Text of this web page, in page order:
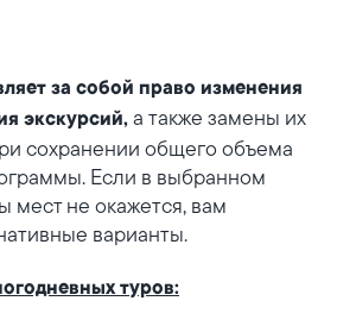
за собой право изменения
экскурсий, а также замены их
сохранении общего объема
Если в выбранном
мест не окажется, вам
варианты.
туров: